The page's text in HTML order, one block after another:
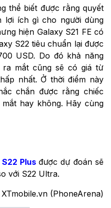
thể biết được rằng quyết
lợi ích gì cho người dùng
hiện Galaxy S21 FE có
S22 tiêu chuẩn lại được
USD. Do đó khả năng
ra mắt cũng sẽ có giá từ
nhất. Ở thời điểm này
chắn được rằng chiếc
hay không. Hãy cùng
Plusđược dự đoán sẽ
với S22 Ultra.
XTmobile.vn (PhoneArena)